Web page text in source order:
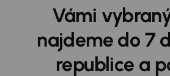
Vámi
najdeme do 7
republice a